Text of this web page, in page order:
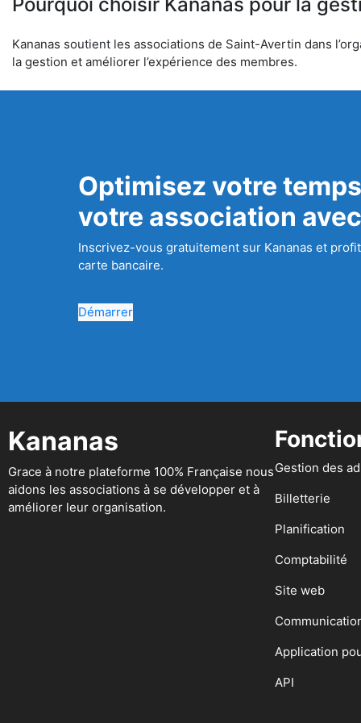
Kananas soutient les associations de Saint-Avertin dans
la gestion et améliorer l’expérience des membres.
Optimisez votre
votre association
Inscrivez-vous gratuitement sur Kananas et
carte bancaire.
Démarrer
Kananas
Grace à notre plateforme 100% Française nous
aidons les associations à se développer et à
améliorer leur organisation.
Gestion des
Billetterie
Planification
Comptabilité
Site web
Application
API